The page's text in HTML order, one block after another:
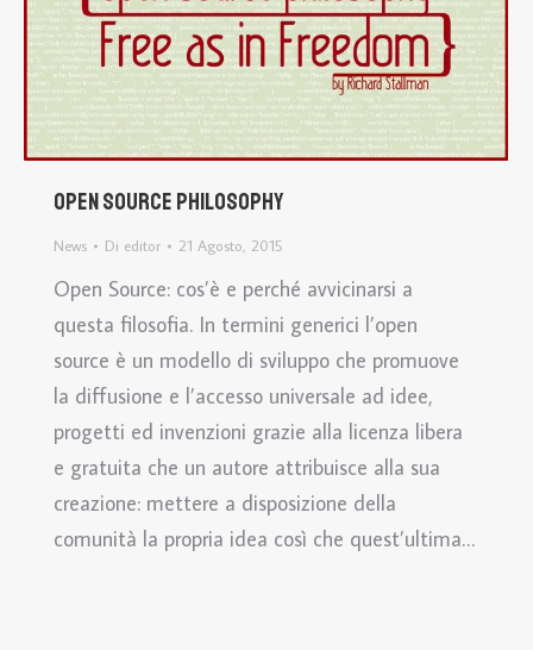
Open Source Philosophy
News Di editor 21 Agosto, 2015
Open Source: cos’è e perché avvicinarsi a
questa filosofia. In termini generici l’open
source è un modello di sviluppo che promuove
la diffusione e l’accesso universale ad idee,
progetti ed invenzioni grazie alla licenza libera
e gratuita che un autore attribuisce alla sua
creazione: mettere a disposizione della
comunità la propria idea così che quest’ultima…